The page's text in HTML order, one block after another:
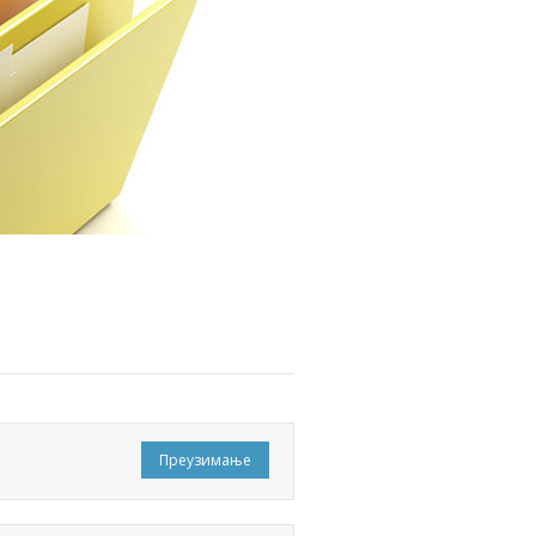
Преузимање